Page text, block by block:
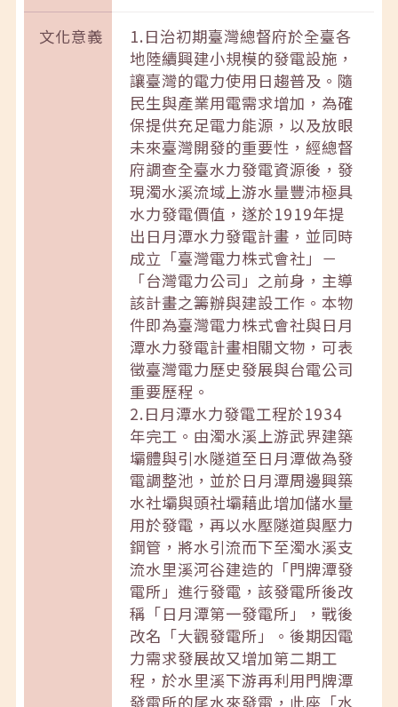
文化意義
1.日治初期臺灣總督府於全臺各
地陸續興建小規模的發電設施，
讓臺灣的電力使用日趨普及。隨
民生與產業用電需求增加，為確
保提供充足電力能源，以及放眼
未來臺灣開發的重要性，經總督
府調查全臺水力發電資源後，發
現濁水溪流域上游水量豐沛極具
水力發電價值，遂於1919年提
出日月潭水力發電計畫，並同時
成立「臺灣電力株式會社」－
「台灣電力公司」之前身，主導
該計畫之籌辦與建設工作。本物
件即為臺灣電力株式會社與日月
潭水力發電計畫相關文物，可表
徵臺灣電力歷史發展與台電公司
重要歷程。
2.日月潭水力發電工程於1934
年完工。由濁水溪上游武界建築
壩體與引水隧道至日月潭做為發
電調整池，並於日月潭周邊興築
水社壩與頭社壩藉此增加儲水量
用於發電，再以水壓隧道與壓力
鋼管，將水引流而下至濁水溪支
流水里溪河谷建造的「門牌潭發
電所」進行發電，該發電所後改
稱「日月潭第一發電所」，戰後
改名「大觀發電所」。後期因電
力需求發展故又增加第二期工
程，於水里溪下游再利用門牌潭
發電所的尾水來發電，此座「水